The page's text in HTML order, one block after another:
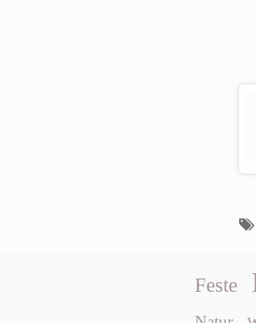
Feste